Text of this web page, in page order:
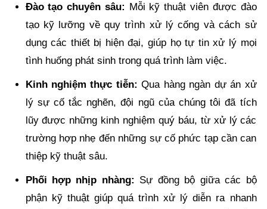
Đào tạo chuyên sâu: Mỗi kỹ thuật viên được đào
tạo kỹ lưỡng về quy trình xử lý cống và cách sử
dụng các thiết bị hiện đại, giúp họ tự tin xử lý mọi
tình huống phát sinh trong quá trình làm việc.
Kinh nghiệm thực tiễn: Qua hàng ngàn dự án xử
lý sự cố tắc nghẽn, đội ngũ của chúng tôi đã tích
lũy được những kinh nghiệm quý báu, từ xử lý các
trường hợp nhẹ đến những sự cố phức tạp cần can
thiệp kỹ thuật sâu.
Phối hợp nhịp nhàng: Sự đồng bộ giữa các bộ
phận kỹ thuật giúp quá trình xử lý diễn ra nhanh